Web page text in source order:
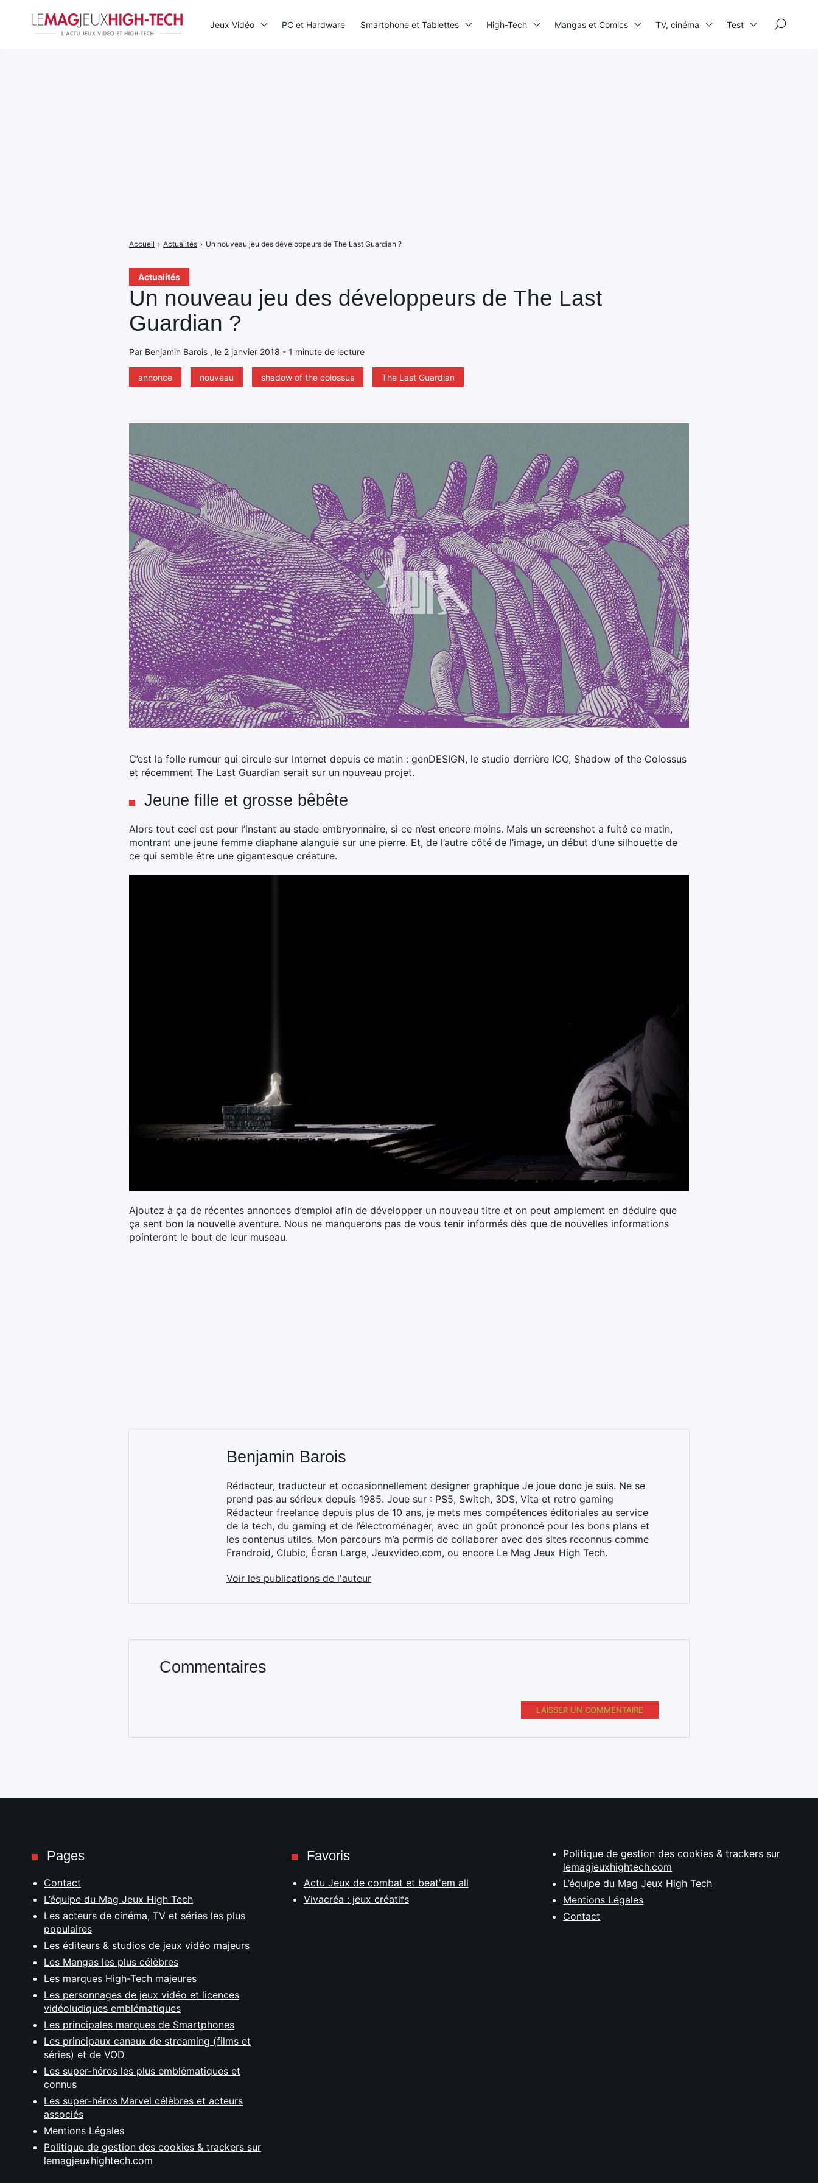
Actualités
Un nouveau jeu des développeurs de The Last
Guardian ?
Par Benjamin Barois , le 2 janvier 2018 - 1 minute de lecture
annonce nouveau shadow of the colossus The Last Guardian
Accueil › Actualités › Un nouveau jeu des développeurs de The Last Guardian ?
C’est la folle rumeur qui circule sur Internet depuis ce matin : genDESIGN, le studio derrière ICO, Shadow of the Colossus
et récemment The Last Guardian serait sur un nouveau projet.
Jeune fille et grosse bêbête
Alors tout ceci est pour l’instant au stade embryonnaire, si ce n’est encore moins. Mais un screenshot a fuité ce matin,
montrant une jeune femme diaphane alanguie sur une pierre. Et, de l’autre côté de l’image, un début d’une silhouette de
ce qui semble être une gigantesque créature.
Ajoutez à ça de récentes annonces d’emploi afin de développer un nouveau titre et on peut amplement en déduire que
ça sent bon la nouvelle aventure. Nous ne manquerons pas de vous tenir informés dès que de nouvelles informations
pointeront le bout de leur museau.
Benjamin Barois
Rédacteur, traducteur et occasionnellement designer graphique Je joue donc je suis. Ne se
prend pas au sérieux depuis 1985. Joue sur : PS5, Switch, 3DS, Vita et retro gaming
Rédacteur freelance depuis plus de 10 ans, je mets mes compétences éditoriales au service
de la tech, du gaming et de l’électroménager, avec un goût prononcé pour les bons plans et
les contenus utiles. Mon parcours m’a permis de collaborer avec des sites reconnus comme
Frandroid, Clubic, Écran Large, Jeuxvideo.com, ou encore Le Mag Jeux High Tech.
Voir les publications de l'auteur
Commentaires
LAISSER UN COMMENTAIRE
Jeux Vidéo PC et Hardware Smartphone et Tablettes High-Tech Mangas et Comics TV, cinéma Test
Pages
Contact
L’équipe du Mag Jeux High Tech
Les acteurs de cinéma, TV et séries les plus
populaires
Les éditeurs & studios de jeux vidéo majeurs
Les Mangas les plus célèbres
Les marques High-Tech majeures
Les personnages de jeux vidéo et licences
vidéoludiques emblématiques
Les principales marques de Smartphones
Les principaux canaux de streaming (films et
séries) et de VOD
Les super-héros les plus emblématiques et
connus
Les super-héros Marvel célèbres et acteurs
associés
Mentions Légales
Politique de gestion des cookies & trackers sur
lemagjeuxhightech.com
Favoris
Actu Jeux de combat et beat'em all
Vivacréa : jeux créatifs
Politique de gestion des cookies & trackers sur
lemagjeuxhightech.com
L’équipe du Mag Jeux High Tech
Mentions Légales
Contact